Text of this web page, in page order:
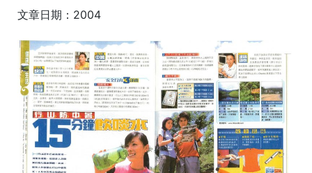
文章日期：2004